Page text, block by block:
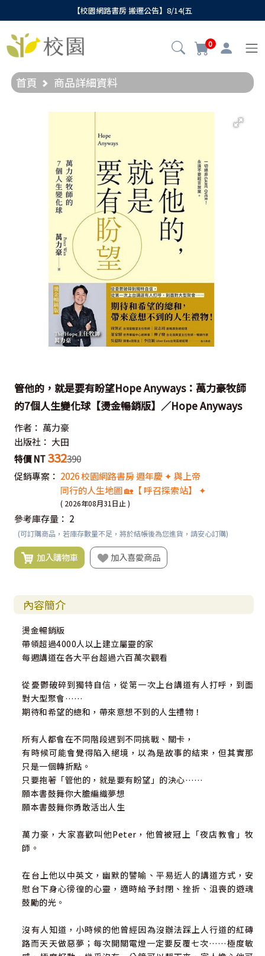
【校園網路書房 搬遷公告】8/14(五
0
首頁 商品詳細資料
管他的，就是要有盼望Hope Anyways：萬力豪牧師
的7個人生變化球【燙金暢銷版】／Hope Anyways
作者： 萬力豪
出版社： 大田
特價 NT 332390
促銷專案： 2026 校園網路書房 週年慶 ✦ 與上帝
同行的人生地圖 🏡【 呼召探索站】 ✦
( 2026年08月31日止 )
參考庫存量： 2
(可訂購商品，若庫存數量不足，將於結帳後為您進貨，請安心訂購)
加入購物車 加入喜愛商品
內容簡介
燙金暢銷版
帶領超過4000人以上建立屬靈的家
每週講道在各大平台超過六百萬次觀看
從憂鬱破碎到獨特自信，從第一次上台講道有人打呼，到面
對大型聚會……
期待和希望的總和，帶來意想不到的人生禮物！
所有人都會在不同階段遇到不同挑戰、關卡，
有時候可能會覺得陷入絕境，以為是故事的結束，但其實那
只是一個轉折點。
只要抱著「管他的，就是要有盼望」的決心……
願本書鼓舞你大膽編織夢想
願本書鼓舞你勇敢活出人生
萬力豪，大家喜歡叫他Peter，他曾被冠上「夜店教會」牧
師。
在台上他以中英文，幽默的譬喻、平易近人的講道方式，安
慰台下身心徬徨的心靈，適時給予封閉、挫折、沮喪的遊魂
鼓勵的光。
沒有人知道，小時候的他曾經因為沒辦法踩上人行道的紅磚
路而天天做惡夢；每次開關電燈一定要反覆七次……極度敏